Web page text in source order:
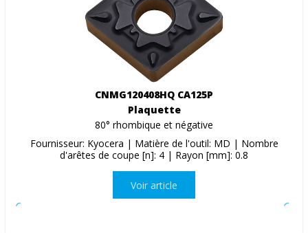
CNMG120408HQ CA125P
Plaquette
80° rhombique et négative
Fournisseur: Kyocera | Matière de l'outil: MD | Nombre
d'arêtes de coupe [n]: 4 | Rayon [mm]: 0.8
Voir article